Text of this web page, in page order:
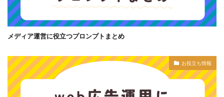
メディア運営に役立つプロンプトまとめ
お役立ち情報